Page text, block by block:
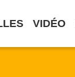
VIDÉO